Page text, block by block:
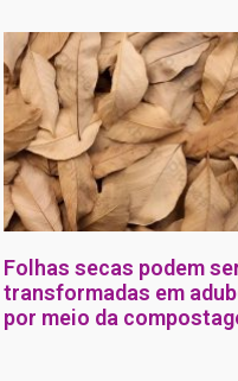
Folhas secas podem
transformadas em
por meio da